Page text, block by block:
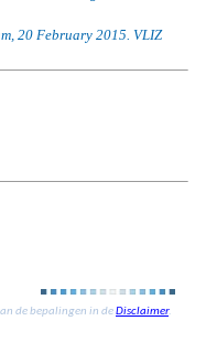
20 February 2015. VLIZ
de bepalingen in deDisclaimer.